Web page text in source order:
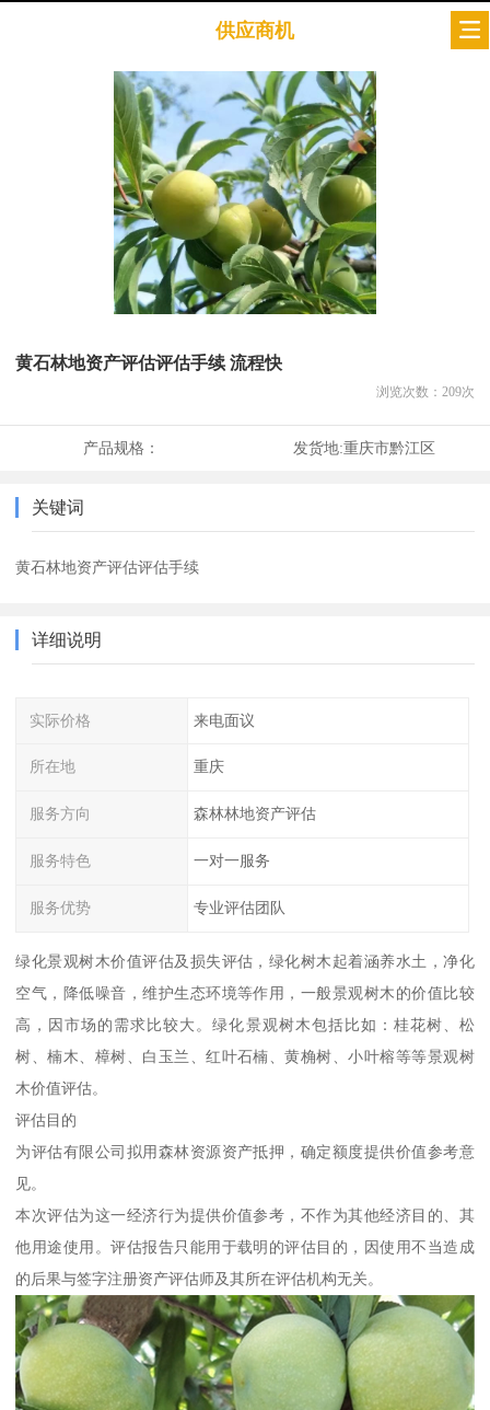
供应商机
黄石林地资产评估评估手续 流程快
浏览次数： 209次
产品规格： 发货地:重庆市黔江区
关键词
黄石林地资产评估评估手续
详细说明
实际价格 来电面议
所在地 重庆
服务方向 森林林地资产评估
服务特色 一对一服务
服务优势 专业评估团队
绿化景观树木价值评估及损失评估，绿化树木起着涵养水土，净化
空气，降低噪音，维护生态环境等作用，一般景观树木的价值比较
高，因市场的需求比较大。绿化景观树木包括比如：桂花树、松
树、楠木、樟树、白玉兰、红叶石楠、黄桷树、小叶榕等等景观树
木价值评估。
评估目的
为评估有限公司拟用森林资源资产抵押，确定额度提供价值参考意
见。
本次评估为这一经济行为提供价值参考，不作为其他经济目的、其
他用途使用。评估报告只能用于载明的评估目的，因使用不当造成
的后果与签字注册资产评估师及其所在评估机构无关。